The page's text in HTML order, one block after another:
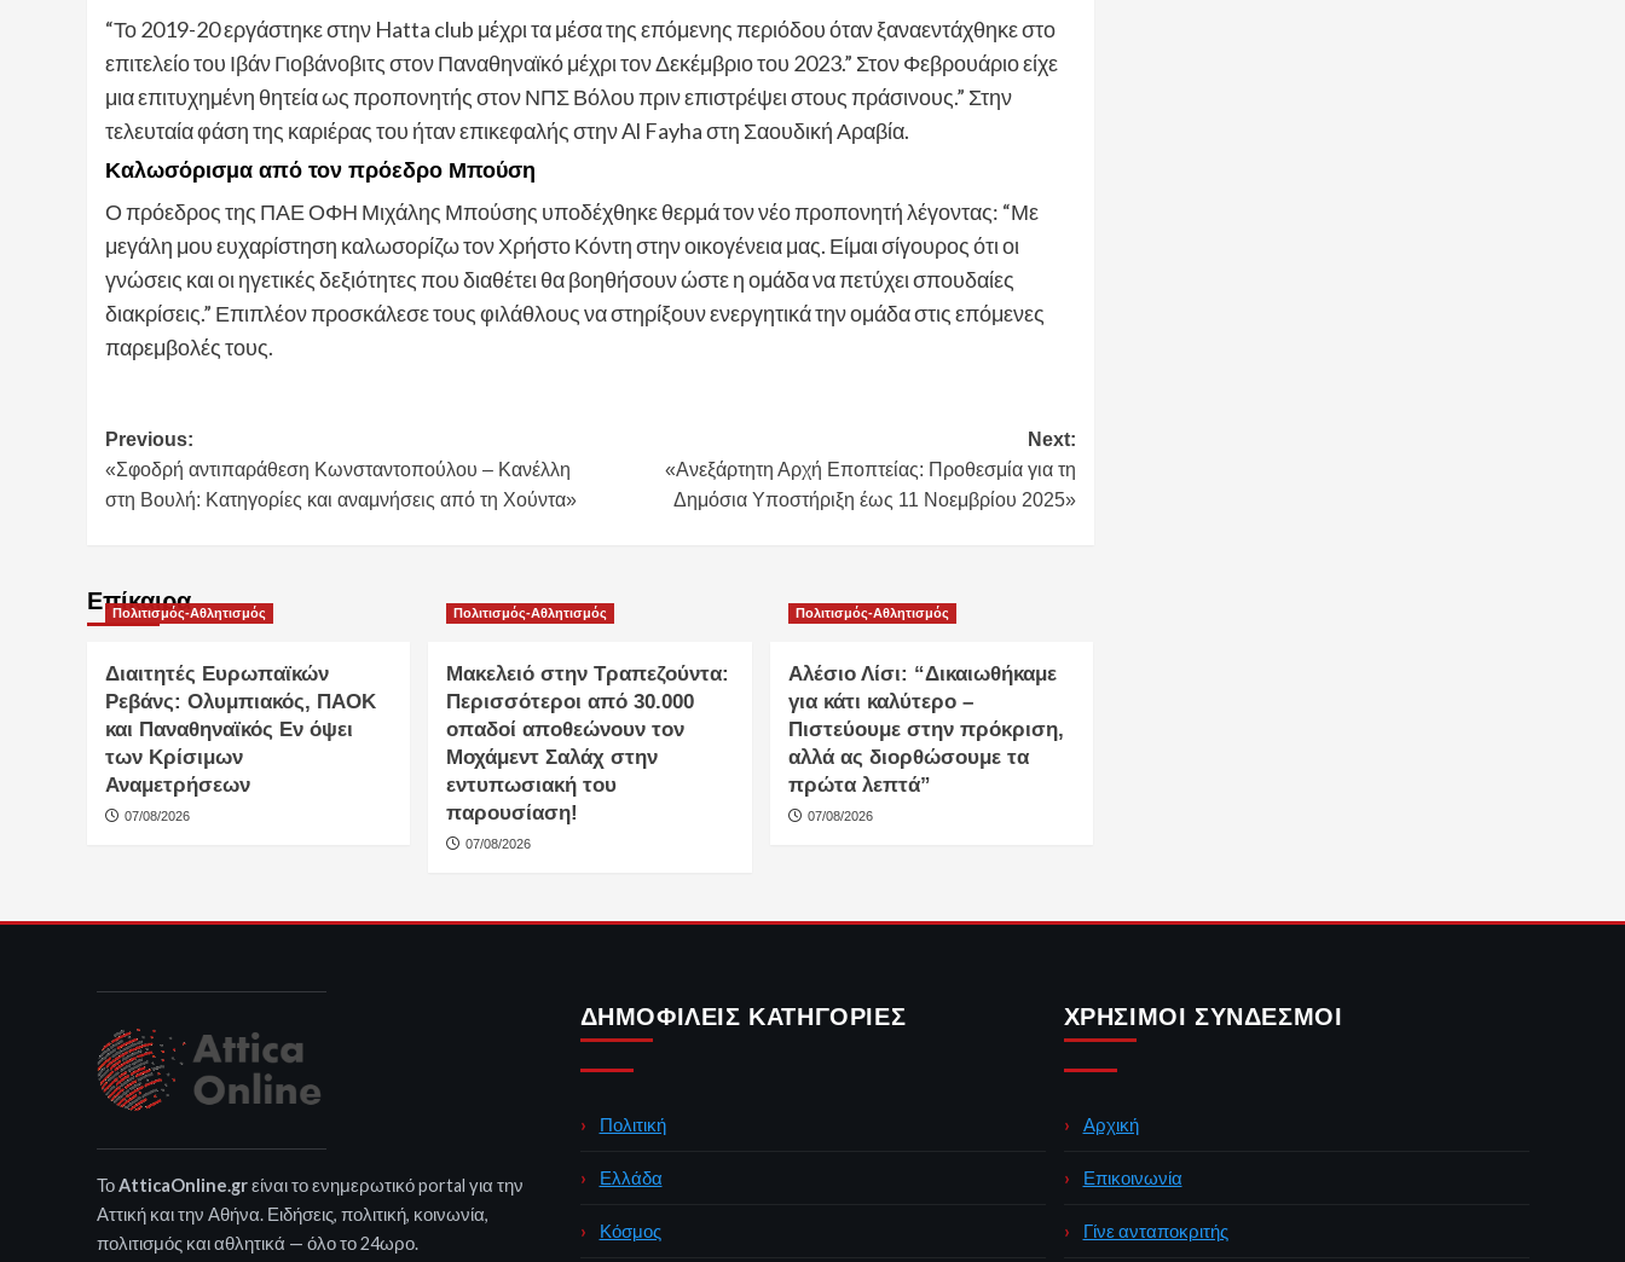
“Το 2019-20 εργάστηκε στην Hatta club μέχρι τα μέσα της επόμενης περιόδου όταν ξαναεντάχθηκε στο
επιτελείο του Ιβάν Γιοβάνοβιτς στον Παναθηναϊκό μέχρι τον Δεκέμβριο του 2023.” Στον Φεβρουάριο είχε
μια επιτυχημένη θητεία ως προπονητής στον ΝΠΣ Βόλου πριν επιστρέψει στους πράσινους.” Στην
τελευταία φάση της καριέρας του ήταν επικεφαλής στην Al Fayha στη Σαουδική Αραβία.
Καλωσόρισμα από τον πρόεδρο Μπούση
Ο πρόεδρος της ΠΑΕ ΟΦΗ Μιχάλης Μπούσης υποδέχθηκε θερμά τον νέο προπονητή λέγοντας: “Με
μεγάλη μου ευχαρίστηση καλωσορίζω τον Χρήστο Κόντη στην οικογένεια μας. Είμαι σίγουρος ότι οι
γνώσεις και οι ηγετικές δεξιότητες που διαθέτει θα βοηθήσουν ώστε η ομάδα να πετύχει σπουδαίες
διακρίσεις.” Επιπλέον προσκάλεσε τους φιλάθλους να στηρίξουν ενεργητικά την ομάδα στις επόμενες
παρεμβολές τους.
Post
navigation
Previous:
«Σφοδρή αντιπαράθεση Κωνσταντοπούλου – Κανέλλη
στη Βουλή: Κατηγορίες και αναμνήσεις από τη Χούντα»
Next:
«Ανεξάρτητη Αρχή Εποπτείας: Προθεσμία για τη
Δημόσια Υποστήριξη έως 11 Νοεμβρίου 2025»
Επίκαιρα
Πολιτισμός-Αθλητισμός
Διαιτητές Ευρωπαϊκών
Ρεβάνς: Ολυμπιακός, ΠΑΟΚ
και Παναθηναϊκός Εν όψει
των Κρίσιμων
Αναμετρήσεων
07/08/2026
Πολιτισμός-Αθλητισμός
Μακελειό στην Τραπεζούντα:
Περισσότεροι από 30.000
οπαδοί αποθεώνουν τον
Μοχάμεντ Σαλάχ στην
εντυπωσιακή του
παρουσίαση!
07/08/2026
Πολιτισμός-Αθλητισμός
Αλέσιο Λίσι: “Δικαιωθήκαμε
για κάτι καλύτερο –
Πιστεύουμε στην πρόκριση,
αλλά ας διορθώσουμε τα
πρώτα λεπτά”
07/08/2026
ΤοAtticaOnline.grείναι το ενημερωτικό portal για την
Αττική και την Αθήνα. Ειδήσεις, πολιτική, κοινωνία,
πολιτισμός και αθλητικά — όλο το 24ωρο.
ΔΗΜΟΦΙΛΕΊΣ ΚΑΤΗΓΟΡΊΕΣ
Πολιτική
Ελλάδα
Κόσμος
ΧΡΉΣΙΜΟΙ ΣΎΝΔΕΣΜΟΙ
Αρχική
Επικοινωνία
Γίνε ανταποκριτής